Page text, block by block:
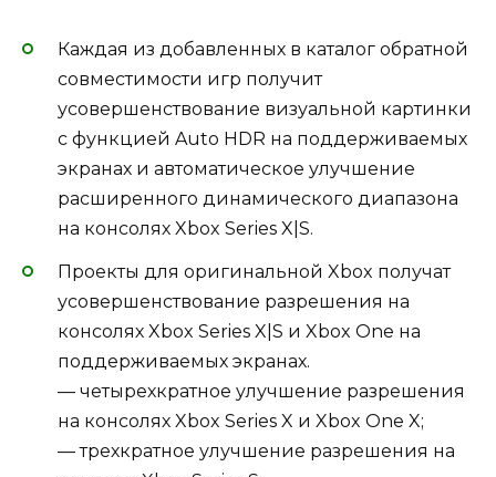
Каждая из добавленных в каталог обратной
совместимости игр получит
усовершенствование визуальной картинки
с функцией Auto HDR на поддерживаемых
экранах и автоматическое улучшение
расширенного динамического диапазона
на консолях Xbox Series X|S.
Проекты для оригинальной Xbox получат
усовершенствование разрешения на
консолях Xbox Series X|S и Xbox One на
поддерживаемых экранах.
— четырехкратное улучшение разрешения
на консолях Xbox Series X и Xbox One X;
— трехкратное улучшение разрешения на